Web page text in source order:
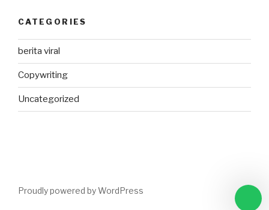
CATEGORIES
berita viral
Copywriting
Uncategorized
Proudly powered by WordPress